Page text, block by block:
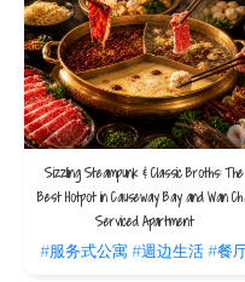
保良花园
保良花园位于保良局中座大楼前，保
「景贤亭」更建于1957年，朱红圆
中座大楼相映成趣。亭内更刻有历届
花园平日并不对外开放，如果想参观
V Causeway bay距离渣甸坊只需两
炮仅约十分钟步程；另外到达购物区
感受繁华热闹的你， V Causeway bay
V Causeway bay去渣甸坊：
V Causeway bay去铜锣湾
V Causeway bay去怡和午炮
V Causeway bay去保良花园
Sizzling Steampunk & Classic Broths: The
Best Hotpot in Causeway Bay and Wan
Serviced Apartment
#服务式公寓#週边生活#餐